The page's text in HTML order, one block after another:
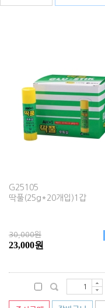
G25105
딱풀(25g*20개입)1갑
30,000원
23,000원